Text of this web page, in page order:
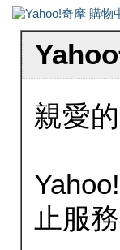
親愛
止服務